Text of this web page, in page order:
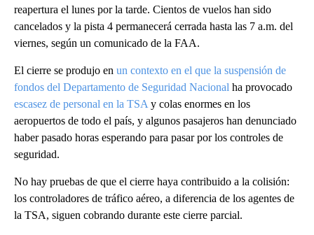
reapertura el lunes por la tarde. Cientos de vuelos han sido
cancelados y la pista 4 permanecerá cerrada hasta las 7 a.m. del
viernes, según un comunicado de la FAA.
El cierre se produjo en un contexto en el que la suspensión de
fondos del Departamento de Seguridad Nacional ha provocado
escasez de personal en la TSA y colas enormes en los
aeropuertos de todo el país, y algunos pasajeros han denunciado
haber pasado horas esperando para pasar por los controles de
seguridad.
No hay pruebas de que el cierre haya contribuido a la colisión:
los controladores de tráfico aéreo, a diferencia de los agentes de
la TSA, siguen cobrando durante este cierre parcial.